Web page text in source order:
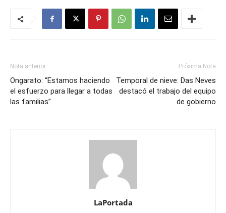
Nota anterior
Ongarato: “Estamos haciendo
el esfuerzo para llegar a todas
las familias”
Próxima Nota
Temporal de nieve: Das Neves
destacó el trabajo del equipo
de gobierno
LaPortada